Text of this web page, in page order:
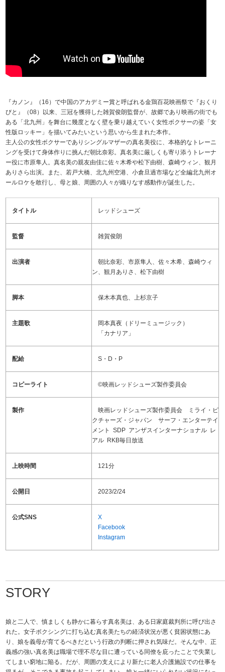
『カノン』（16）で中国のアカデミー賞と呼ばれる金鶏百花映画祭で『おくり
びと』（08）以来、三冠を獲得した雑賀俊朗監督が、故郷であり映画の街でも
ある「北九州」を舞台に幾度となく壁を乗り越えていく女性ボクサーの姿「女
性版ロッキー」を描いてみたいという思いから生まれた本作。
主人公の女性ボクサーでありシングルマザーの真名美役に、本格的なトレーニ
ングを受けて身体作りに挑んだ朝比奈彩。真名美に厳しくも寄り添うトレーナ
ー役に市原隼人。真名美の親友由佳に佐々木希や松下由樹、森崎ウィン、観月
ありさら出演。また、若戸大橋、北九州空港、小倉旦過市場など全編北九州オ
ールロケを敢行し、母と娘、周囲の人々が織りなす感動作が誕生した。
タイトル レッドシューズ
監督 雑賀俊朗
出演者
朝比奈彩、市原隼人、佐々木希、森崎ウィ
ン、観月ありさ、松下由樹
脚本 保木本真也、上杉京子
主題歌
岡本真夜（ドリーミュージック）
「カナリア」
配給 S・D・P
コピーライト ©映画レッドシューズ製作委員会
製作
映画レッドシューズ製作委員会 ミライ・ピ
クチャーズ・ジャパン サーフ・エンターテイ
メント SDP アンザスインターナショナル レ
アル RKB毎日放送
上映時間 121分
公開日 2023/2/24
公式SNS
X
Facebook
Instagram
STORY
娘と二人で、慎ましくも静かに暮らす真名美は、ある日家庭裁判所に呼び出さ
れた。女子ボクシングに打ち込む真名美たちの経済状況が悪く貧困状態にあ
り、娘を義母が育てるべきだという行政の判断に押され気味だ。そんな中、正
義感の強い真名美は職場で理不尽な目に遭っている同僚を庇ったことで失業し
てしまい窮地に陥る。だが、周囲の支えにより新たに老人介護施設での仕事を